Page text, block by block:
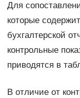
Для
которые
бухгалтерской
контрольные
приводятся в
В отличие от